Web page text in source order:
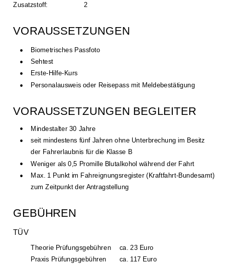
Zusatzstoff:
2
VORAUSSETZUNGEN
• Biometrisches Passfoto
• Sehtest
• Erste-Hilfe-Kurs
• Personalausweis oder Reisepass mit Meldebestätigung
VORAUSSETZUNGEN BEGLEITER
• Mindestalter 30 Jahre
•
seit mindestens fünf Jahren ohne Unterbrechung im Besitz
der Fahrerlaubnis für die Klasse B
• Weniger als 0,5 Promille Blutalkohol während der Fahrt
•
Max. 1 Punkt im Fahreignungsregister (Kraftfahrt-Bundesamt)
zum Zeitpunkt der Antragstellung
GEBÜHREN
TÜV
Theorie Prüfungsgebühren
ca. 23 Euro
Praxis Prüfungsgebühren
ca. 117 Euro